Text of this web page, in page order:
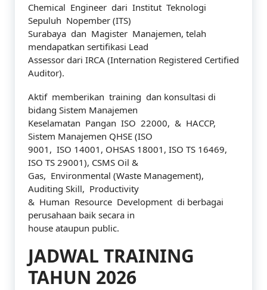
Chemical Engineer dari Institut Teknologi
Sepuluh Nopember (ITS)
Surabaya dan Magister Manajemen, telah
mendapatkan sertifikasi Lead
Assessor dari IRCA (Internation Registered Certified
Auditor).
Aktif memberikan training dan konsultasi di
bidang Sistem Manajemen
Keselamatan Pangan ISO 22000, & HACCP,
Sistem Manajemen QHSE (ISO
9001, ISO 14001, OHSAS 18001, ISO TS 16469,
ISO TS 29001), CSMS Oil &
Gas, Environmental (Waste Management),
Auditing Skill, Productivity
& Human Resource Development di berbagai
perusahaan baik secara in
house ataupun public.
JADWAL TRAINING
TAHUN 2026